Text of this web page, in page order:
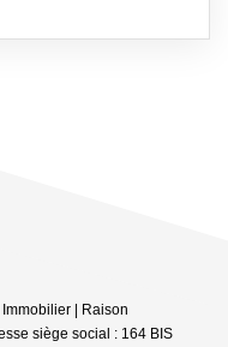
| Raison
siège social : 164 BIS